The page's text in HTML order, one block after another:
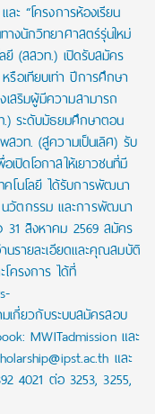
ะ “โครงการห้องเรียน
งนักวิทยาศาสตร์รุ่นใหม่
ยี (สสวท.) เปิดรับสมัคร
อเทียบเท่า ปีการศึกษา
สริมผู้มีความสามารถ
.) ระดับมัธยมศึกษาตอน
วท. (สู่ความเป็นเลิศ) รับ
ปิดโอกาสให้เยาวชนที่มี
โนโลยี ได้รับการพัฒนา
วัตกรรม และการพัฒนา
31 สิงหาคม 2569 สมัคร
นรายละเอียดและคุณสมบัติ
ครงการ ได้ที่
เกี่ยวกับระบบสมัครสอบ
MWITadmission และ
และ
4021 ต่อ 3253, 3255,